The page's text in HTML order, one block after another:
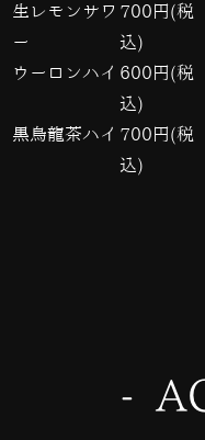
生レモンサワ
ー
700円(税
込)
ウーロンハイ 600円(税
込)
黒烏龍茶ハイ 700円(税
込)